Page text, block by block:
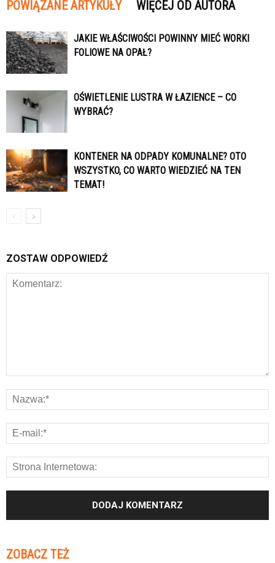
POWIĄZANE ARTYKUŁY WIĘCEJ OD AUTORA
JAKIE WŁAŚCIWOŚCI POWINNY MIEĆ WORKI
FOLIOWE NA OPAŁ?
OŚWIETLENIE LUSTRA W ŁAZIENCE – CO
WYBRAĆ?
KONTENER NA ODPADY KOMUNALNE? OTO
WSZYSTKO, CO WARTO WIEDZIEĆ NA TEN
TEMAT!
ZOSTAW ODPOWIEDŹ
ZOBACZ TEŻ